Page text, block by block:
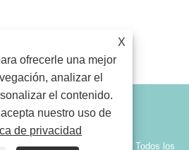
X
ofrecerle una mejor
analizar el
el contenido.
nuestro uso de
de privacidad
RSS Xml política de privacidad
Electric Appliances Co., Ltd. Todos los